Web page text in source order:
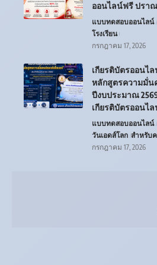
ออนไลน์ฟรี ปรา
แบบทดสอบออนไลน์
โรงเรียน
กรกฎาคม 17, 2026
เกียรติบัตรออนไ
หลักสูตรความมั่น
ปีงบประมาณ
เกียรติบัตรออนไ
แบบทดสอบออนไลน์
วันเอดส์โลก สำหรับ
กรกฎาคม 17, 2026